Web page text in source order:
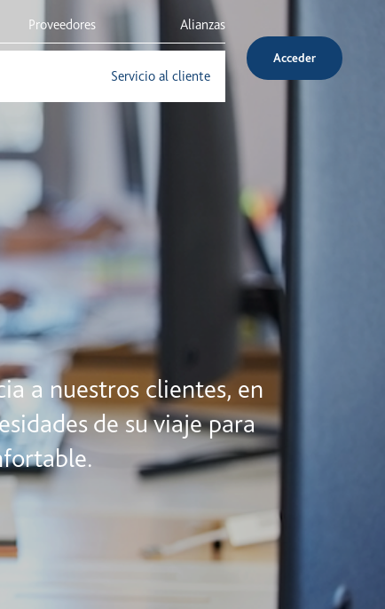
Proveedores Alianzas
Servicio al cliente
Acceder
a nuestros clientes, en
de su viaje para